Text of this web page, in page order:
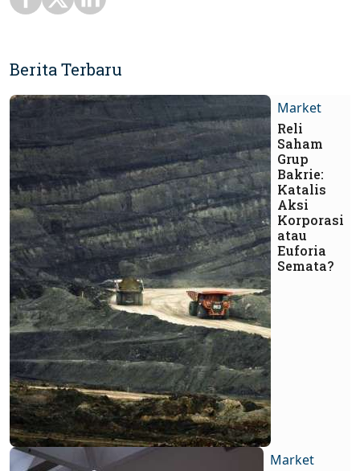
Berita Terbaru
Market
Reli
Saham
Grup
Bakrie:
Katalis
Aksi
Korporasi
atau
Euforia
Semata?
Market